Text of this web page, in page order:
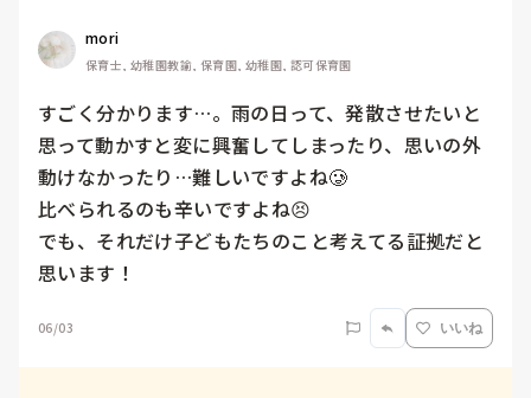
mori
保育士, 幼稚園教諭, 保育園, 幼稚園, 認可保育園
すごく分かります…。雨の日って、発散させたいと
思って動かすと変に興奮してしまったり、思いの外
動けなかったり…難しいですよね🥲
比べられるのも辛いですよね😣
でも、それだけ子どもたちのこと考えてる証拠だと
思います！
06/03 いいね